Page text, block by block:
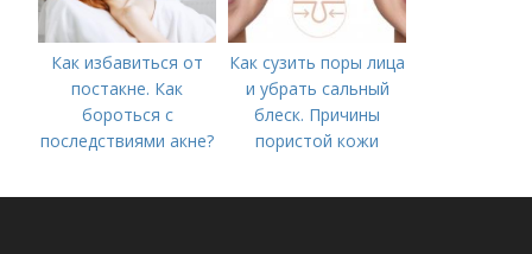
Как избавиться от
постакне. Как
бороться с
последствиями акне?
Как сузить поры лица
и убрать сальный
блеск. Причины
пористой кожи